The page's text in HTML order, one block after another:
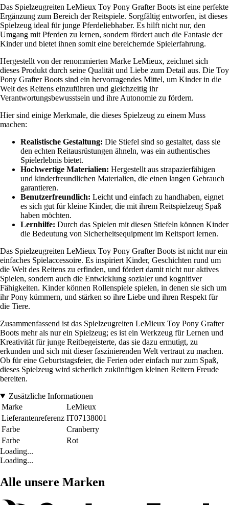
Das Spielzeugreiten LeMieux Toy Pony Grafter Boots ist eine perfekte
Ergänzung zum Bereich der Reitspiele. Sorgfältig entworfen, ist dieses
Spielzeug ideal für junge Pferdeliebhaber. Es hilft nicht nur, den
Umgang mit Pferden zu lernen, sondern fördert auch die Fantasie der
Kinder und bietet ihnen somit eine bereichernde Spielerfahrung.
Hergestellt von der renommierten Marke LeMieux, zeichnet sich
dieses Produkt durch seine Qualität und Liebe zum Detail aus. Die Toy
Pony Grafter Boots sind ein hervorragendes Mittel, um Kinder in die
Welt des Reitens einzuführen und gleichzeitig ihr
Verantwortungsbewusstsein und ihre Autonomie zu fördern.
Hier sind einige Merkmale, die dieses Spielzeug zu einem Muss
machen:
Realistische Gestaltung: Die Stiefel sind so gestaltet, dass sie
den echten Reitausrüstungen ähneln, was ein authentisches
Spielerlebnis bietet.
Hochwertige Materialien: Hergestellt aus strapazierfähigen
und kinderfreundlichen Materialien, die einen langen Gebrauch
garantieren.
Benutzerfreundlich: Leicht und einfach zu handhaben, eignet
es sich gut für kleine Kinder, die mit ihrem Reitspielzeug Spaß
haben möchten.
Lernhilfe: Durch das Spielen mit diesen Stiefeln können Kinder
die Bedeutung von Sicherheitsequipment im Reitsport lernen.
Das Spielzeugreiten LeMieux Toy Pony Grafter Boots ist nicht nur ein
einfaches Spielaccessoire. Es inspiriert Kinder, Geschichten rund um
die Welt des Reitens zu erfinden, und fördert damit nicht nur aktives
Spielen, sondern auch die Entwicklung sozialer und kognitiver
Fähigkeiten. Kinder können Rollenspiele spielen, in denen sie sich um
ihr Pony kümmern, und stärken so ihre Liebe und ihren Respekt für
die Tiere.
Zusammenfassend ist das Spielzeugreiten LeMieux Toy Pony Grafter
Boots mehr als nur ein Spielzeug; es ist ein Werkzeug für Lernen und
Kreativität für junge Reitbegeisterte, das sie dazu ermutigt, zu
erkunden und sich mit dieser faszinierenden Welt vertraut zu machen.
Ob für eine Geburtstagsfeier, die Ferien oder einfach nur zum Spaß,
dieses Spielzeug wird sicherlich zukünftigen kleinen Reitern Freude
bereiten.
Zusätzliche Informationen
Marke
LeMieux
Lieferantenreferenz IT07138001
Farbe
Cranberry
Farbe
Rot
Loading...
Loading...
Alle unsere Marken